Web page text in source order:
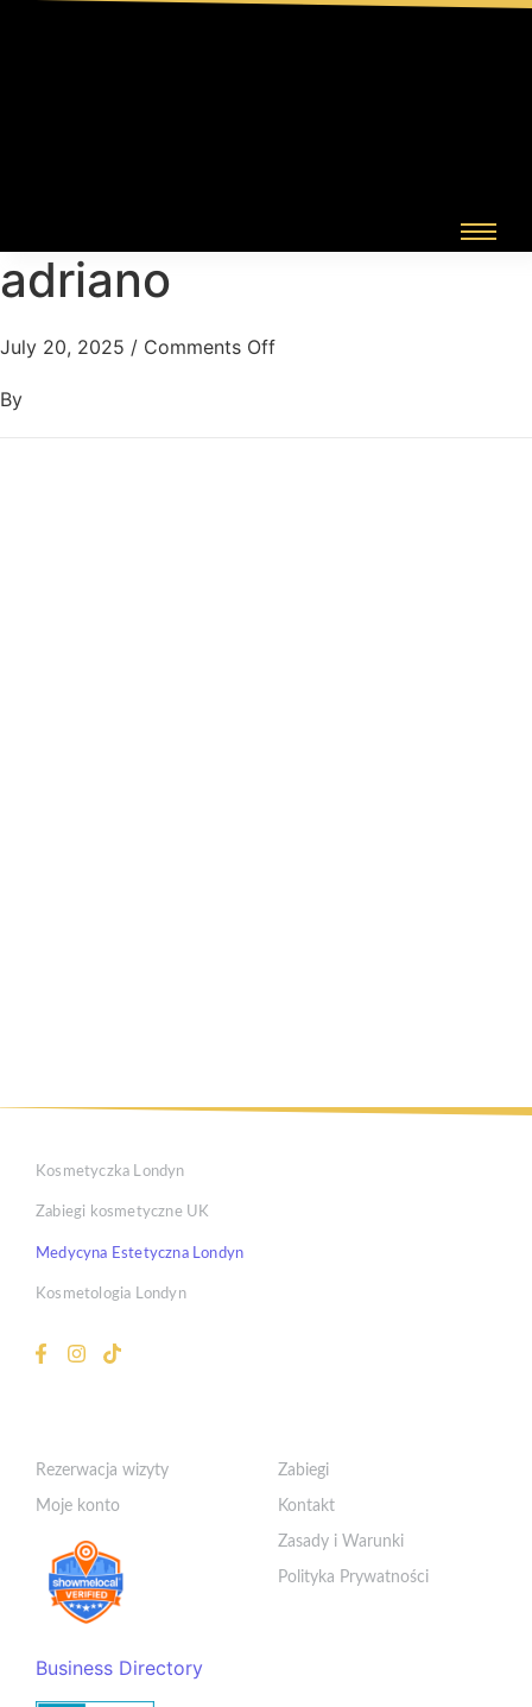
adriano
July 20, 2025 / Comments Off
By
Kosmetyczka Londyn
Zabiegi kosmetyczne UK
Medycyna Estetyczna Londyn
Kosmetologia Londyn
Rezerwacja wizyty
Moje konto
Business Directory
Zabiegi
Kontakt
Zasady i Warunki
Polityka Prywatności